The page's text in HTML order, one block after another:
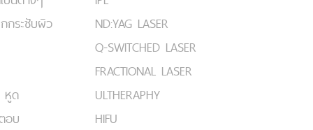
ระชับผิว
หูด
อบ
ND:YAG LASER
Q-SWITCHED LASER
FRACTIONAL LASER
ULTHERAPHY
HIFU